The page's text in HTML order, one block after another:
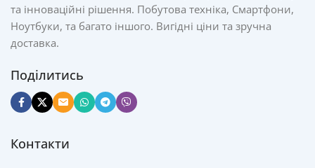
та інноваційні рішення. Побутова техніка, Смартфони,
Ноутбуки, та багато іншого. Вигідні ціни та зручна
доставка.
Поділитись
Контакти